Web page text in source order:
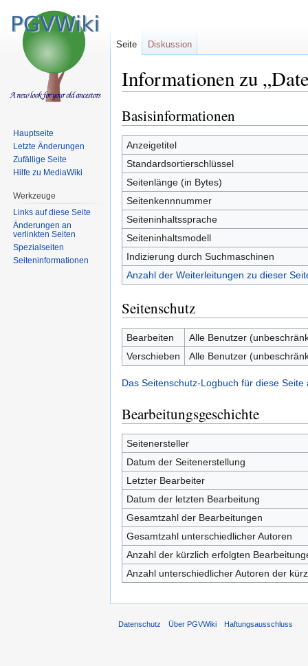
Informationen zu
Zur
Navigation
springen
Zur
Suche
springen
Basisinformationen
Anzeigetitel
Standardsortierschlüssel
Seitenlänge (in Bytes)
Seitenkennnummer
Seiteninhaltssprache
Seiteninhaltsmodell
Indizierung durch Suchmaschinen
Anzahl der Weiterleitungen zu dieser
Seitenschutz
Bearbeiten
Alle Benutzer
Verschieben
Alle Benutzer
Das Seitenschutz-Logbuch für diese Seite
Bearbeitungsgeschichte
Seitenersteller
Datum der Seitenerstellung
Letzter Bearbeiter
Datum der letzten Bearbeitung
Gesamtzahl der Bearbeitungen
Gesamtzahl unterschiedlicher Autoren
Anzahl der kürzlich erfolgten
Anzahl unterschiedlicher Autoren der
Seite Diskussion
Hauptseite
Letzte Änderungen
Zufällige Seite
Hilfe zu MediaWiki
Werkzeuge
Links auf diese Seite
Änderungen an
verlinkten Seiten
Spezialseiten
Seiten­informationen
Datenschutz Über PGVWiki Haftungsausschluss